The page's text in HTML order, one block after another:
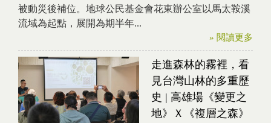
被動災後補位。地球公民基金會花東辦公室以馬太鞍溪
流域為起點，展開為期半年...
» 閱讀更多
走進森林的霧裡，看
見台灣山林的多重歷
史 | 高雄場《變更之
地》Ｘ《複層之森》